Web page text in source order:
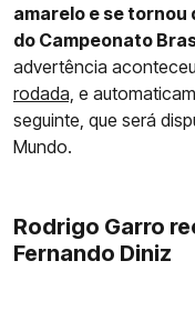
amarelo e se tornou
do Campeonato
advertência
rodada, e
seguinte, que será
Mundo.
Rodrigo Garro
Fernando Diniz